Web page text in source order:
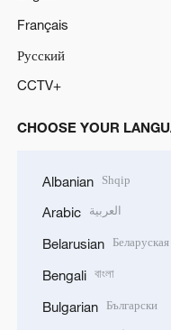
Français
Русский
CCTV+
CHOOSE YOUR
Albanian Shqip
Arabic العربية
Belarusian Беларуская
Bengali বাংলা
Bulgarian Български